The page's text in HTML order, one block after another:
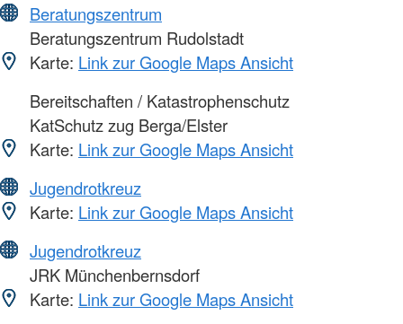
Beratungszentrum
Beratungszentrum Rudolstadt
Karte: Link zur Google Maps Ansicht
Bereitschaften / Katastrophenschutz
KatSchutz zug Berga/Elster
Karte: Link zur Google Maps Ansicht
Jugendrotkreuz
Karte: Link zur Google Maps Ansicht
Jugendrotkreuz
JRK Münchenbernsdorf
Karte: Link zur Google Maps Ansicht